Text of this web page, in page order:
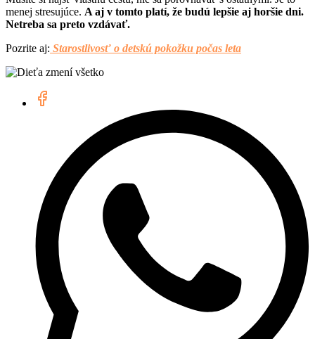
menej stresujúce. A aj v tomto platí, že budú lepšie aj horšie dni.
Netreba sa preto vzdávať.
Pozrite aj: Starostlivosť o detskú pokožku počas leta